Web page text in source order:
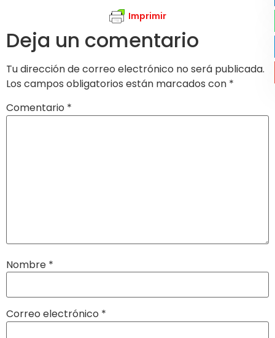
Imprimir
Deja un comentario
Tu dirección de correo electrónico no será publicada.
Los campos obligatorios están marcados con *
Comentario *
Nombre *
Correo electrónico *